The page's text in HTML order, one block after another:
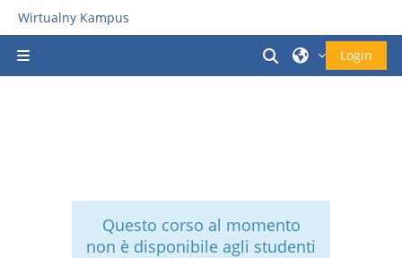
Vai al contenuto principale
Wirtualny Kampus
Attiva/disattiva
Login
Questo corso al momento
non è disponibile agli studenti